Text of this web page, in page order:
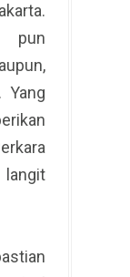
pun
Yang
langit